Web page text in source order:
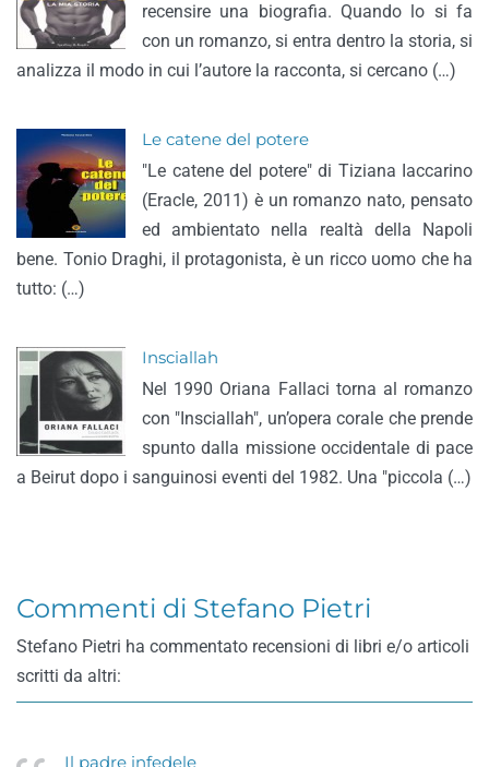
recensire una biografia. Quando lo si fa
con un romanzo, si entra dentro la storia, si
analizza il modo in cui l’autore la racconta, si cercano (…)
Le catene del potere
"Le catene del potere" di Tiziana Iaccarino
(Eracle, 2011) è un romanzo nato, pensato
ed ambientato nella realtà della Napoli
bene. Tonio Draghi, il protagonista, è un ricco uomo che ha
tutto: (…)
Insciallah
Nel 1990 Oriana Fallaci torna al romanzo
con "Insciallah", un’opera corale che prende
spunto dalla missione occidentale di pace
a Beirut dopo i sanguinosi eventi del 1982. Una "piccola (…)
Commenti di Stefano Pietri
Stefano Pietri ha commentato recensioni di libri e/o articoli
scritti da altri:
Il padre infedele